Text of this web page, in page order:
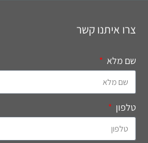
צרו איתנו קשר
שם מלא
טלפון